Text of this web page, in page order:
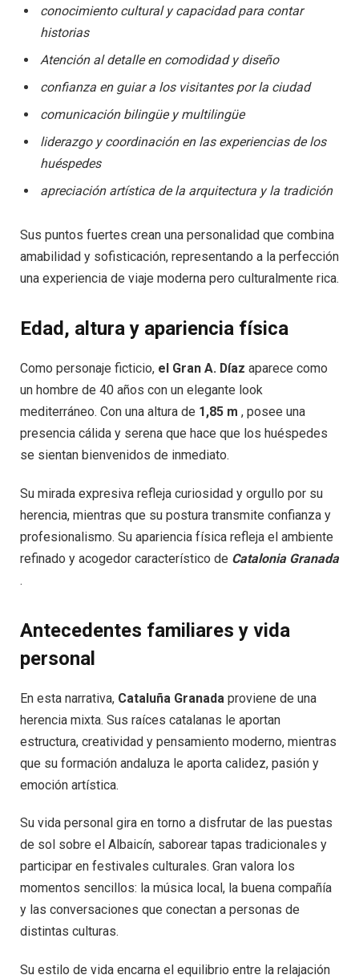
conocimiento cultural y capacidad para contar
historias
Atención al detalle en comodidad y diseño
confianza en guiar a los visitantes por la ciudad
comunicación bilingüe y multilingüe
liderazgo y coordinación en las experiencias de los
huéspedes
apreciación artística de la arquitectura y la tradición
Sus puntos fuertes crean una personalidad que combina
amabilidad y sofisticación, representando a la perfección
una experiencia de viaje moderna pero culturalmente rica.
Edad, altura y apariencia física
Como personaje ficticio, el Gran A. Díaz aparece como
un hombre de 40 años con un elegante look
mediterráneo. Con una altura de 1,85 m , posee una
presencia cálida y serena que hace que los huéspedes
se sientan bienvenidos de inmediato.
Su mirada expresiva refleja curiosidad y orgullo por su
herencia, mientras que su postura transmite confianza y
profesionalismo. Su apariencia física refleja el ambiente
refinado y acogedor característico de Catalonia Granada
.
Antecedentes familiares y vida
personal
En esta narrativa, Cataluña Granada proviene de una
herencia mixta. Sus raíces catalanas le aportan
estructura, creatividad y pensamiento moderno, mientras
que su formación andaluza le aporta calidez, pasión y
emoción artística.
Su vida personal gira en torno a disfrutar de las puestas
de sol sobre el Albaicín, saborear tapas tradicionales y
participar en festivales culturales. Gran valora los
momentos sencillos: la música local, la buena compañía
y las conversaciones que conectan a personas de
distintas culturas.
Su estilo de vida encarna el equilibrio entre la relajación